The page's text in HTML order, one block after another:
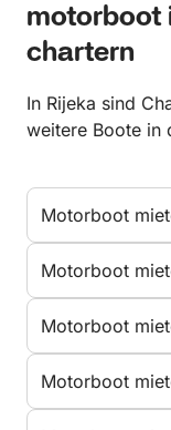
motorboot
chartern
In Rijeka sind
weitere Boote in
Motorboot
Motorboot
Motorboot
Motorboot